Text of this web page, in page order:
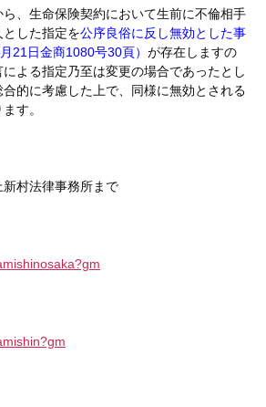
ら、生命保険契約において生前に不倫相手
した指定を公序良俗に反し無効とした事
21日金商1080号30頁） が存在しますの
よる指定乃至は変更の場合であったとし
的に考慮した上で、同様に無効とされる
す。
村法律事務所まで